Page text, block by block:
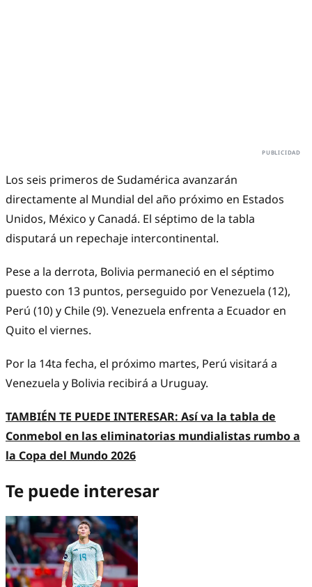
Los seis primeros de Sudamérica avanzarán
directamente al Mundial del año próximo en Estados
Unidos, México y Canadá. El séptimo de la tabla
disputará un repechaje intercontinental.
Pese a la derrota, Bolivia permaneció en el séptimo
puesto con 13 puntos, perseguido por Venezuela (12),
Perú (10) y Chile (9). Venezuela enfrenta a Ecuador en
Quito el viernes.
Por la 14ta fecha, el próximo martes, Perú visitará a
Venezuela y Bolivia recibirá a Uruguay.
TAMBIÉN TE PUEDE INTERESAR: Así va la tabla de
Conmebol en las eliminatorias mundialistas rumbo a
la Copa del Mundo 2026
Te puede interesar